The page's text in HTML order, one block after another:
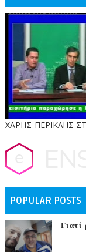
ΧΑΡΗΣ-ΠΕΡΙΚΛΗΣ
POPULAR POSTS
Γιατί